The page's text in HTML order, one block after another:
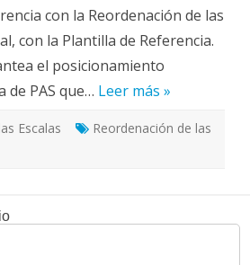
con la Reordenación de las
con la Plantilla de Referencia.
el posicionamiento
de PAS que… Leer más »
Escalas
Reordenación de las